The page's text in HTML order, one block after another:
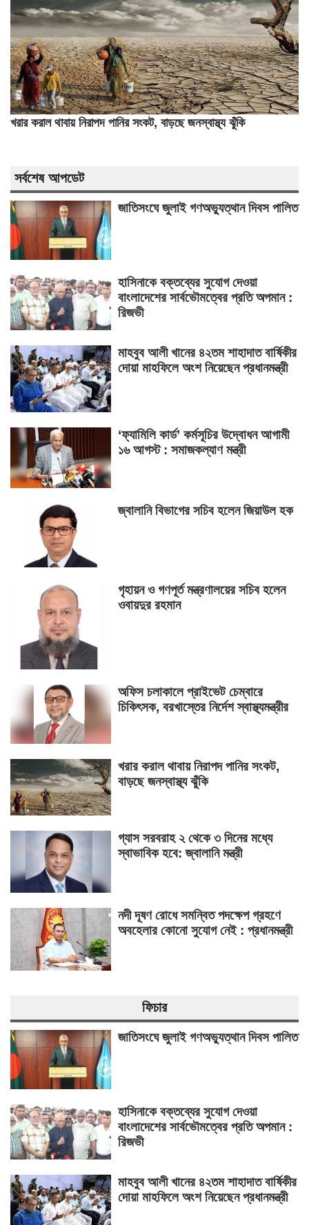
খরার করাল থাবায় নিরাপদ পানির সংকট, বাড়ছে জনস্বাস্থ্য ঝুঁকি
সর্বশেষ আপডেট
জাতিসংঘে জুলাই গণঅভ্যুত্থান দিবস পালিত
হাসিনাকে বক্তব্যের সুযোগ দেওয়া
বাংলাদেশের সার্বভৌমত্বের প্রতি অপমান :
রিজভী
মাহবুব আলী খানের ৪২তম শাহাদাত বার্ষিকীর
দোয়া মাহফিলে অংশ নিয়েছেন প্রধানমন্ত্রী
‘ফ্যামিলি কার্ড’ কর্মসূচির উদ্বোধন আগামী
১৬ আগস্ট : সমাজকল্যাণ মন্ত্রী
জ্বালানি বিভাগের সচিব হলেন জিয়াউল হক
গৃহায়ন ও গণপূর্ত মন্ত্রণালয়ের সচিব হলেন
ওবায়দুর রহমান
অফিস চলাকালে প্রাইভেট চেম্বারে
চিকিৎসক, বরখাস্তের নির্দেশ স্বাস্থ্যমন্ত্রীর
খরার করাল থাবায় নিরাপদ পানির সংকট,
বাড়ছে জনস্বাস্থ্য ঝুঁকি
গ্যাস সরবরাহ ২ থেকে ৩ দিনের মধ্যে
স্বাভাবিক হবে: জ্বালানি মন্ত্রী
নদী দূষণ রোধে সমন্বিত পদক্ষেপ গ্রহণে
অবহেলার কোনো সুযোগ নেই : প্রধানমন্ত্রী
ফিচার
জাতিসংঘে জুলাই গণঅভ্যুত্থান দিবস পালিত
হাসিনাকে বক্তব্যের সুযোগ দেওয়া
বাংলাদেশের সার্বভৌমত্বের প্রতি অপমান :
রিজভী
মাহবুব আলী খানের ৪২তম শাহাদাত বার্ষিকীর
দোয়া মাহফিলে অংশ নিয়েছেন প্রধানমন্ত্রী